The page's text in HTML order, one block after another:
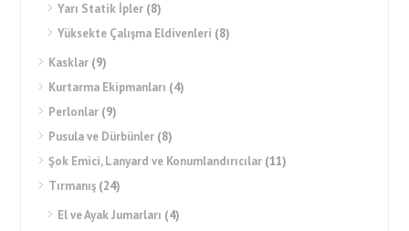
Yarı Statik İpler (8)
Yüksekte Çalışma Eldivenleri (8)
Kasklar (9)
Kurtarma Ekipmanları (4)
Perlonlar (9)
Pusula ve Dürbünler (8)
Şok Emici, Lanyard ve Konumlandırıcılar (11)
Tırmanış (24)
El ve Ayak Jumarları (4)